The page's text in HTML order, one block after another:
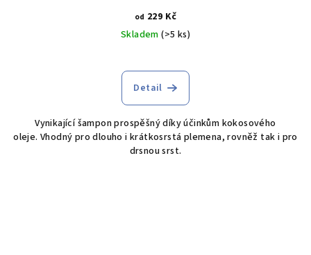
od 229 Kč
Skladem(>5 ks)
Detail
Vynikající šampon prospěšný díky účinkům kokosového
oleje. Vhodný pro dlouho i krátkosrstá plemena, rovněž tak i pro
drsnou srst.